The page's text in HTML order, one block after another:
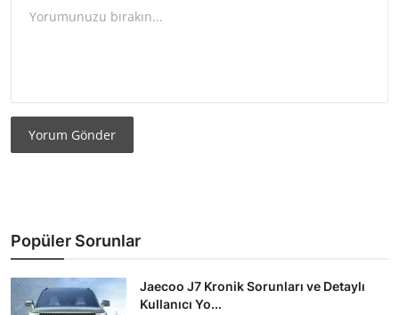
Yorum Gönder
Popüler Sorunlar
Jaecoo J7 Kronik Sorunları ve Detaylı
Kullanıcı Yo...